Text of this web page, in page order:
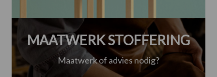
MAATWERK STOFFERING
Maatwerk of advies nodig?